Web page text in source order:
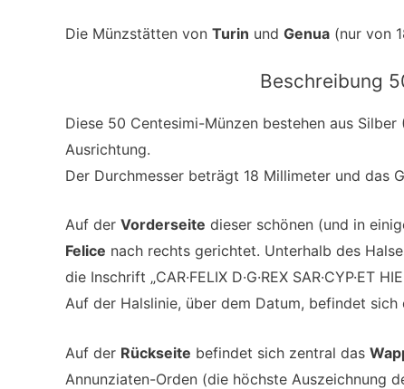
Die Münzstätten von Turin und Genua (nur von
Beschreibung
Diese 50 Centesimi-Münzen bestehen aus
Ausrichtung.
Der Durchmesser beträgt 18 Millimeter und das
Auf der Vorderseite dieser schönen (und in
Felice nach rechts gerichtet. Unterhalb des
die Inschrift „CAR·FELIX D·G·REX SAR·CYP·ET
Auf der Halslinie, über dem Datum, befindet sich
Auf der Rückseite befindet sich zentral das
Annunziaten-Orden (die höchste Auszeichnung